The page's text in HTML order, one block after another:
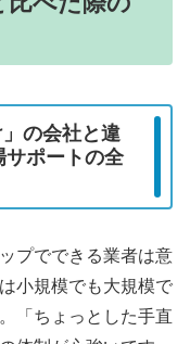
の会社と違
サポートの全
プでできる業者は意
小規模でも大規模で
「ちょっとした手直